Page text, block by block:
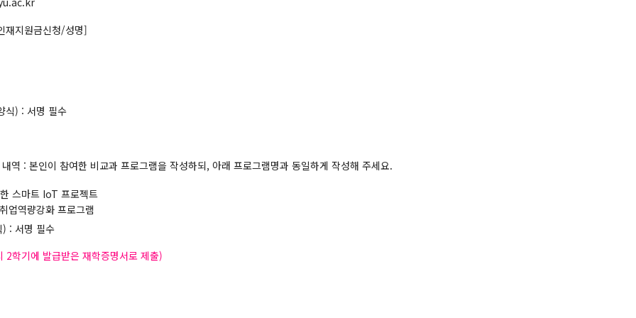
지원금신청/성명]
식) : 서명 필수
: 본인이 참여한 비교과 프로그램을 작성하되, 아래 프로그램명과 동일하게 작성해 주세요.
스마트 IoT 프로젝트
역량강화 프로그램
: 서명 필수
2학기에 발급받은 재학증명서로 제출)